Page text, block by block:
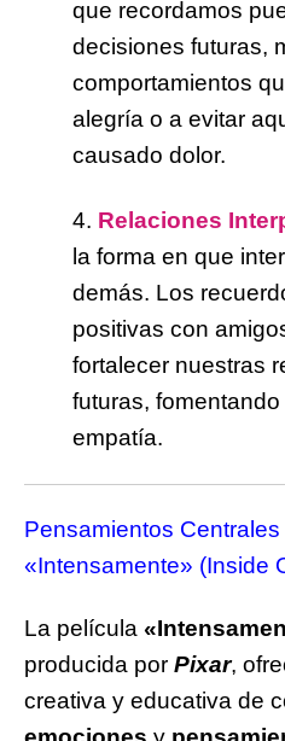
que recordamos
decisiones futuras,
comportamientos
alegría o a evitar
causado dolor.
4. Relaciones
la forma en que
demás. Los
positivas con
fortalecer nuestras
futuras,
empatía.
Pensamientos
«Intensamente» (Inside
La película
producida por Pixar,
creativa y educativa de